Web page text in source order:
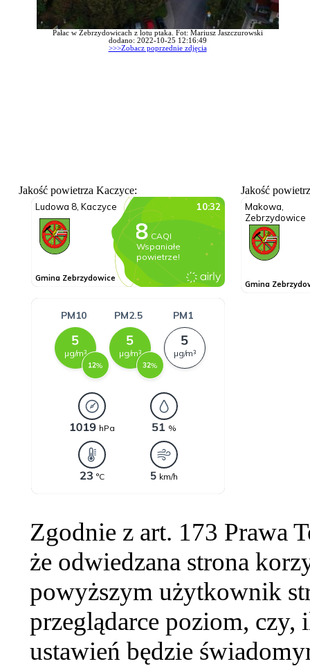
Pałac w Zebrzydowicach z lotu ptaka. Fot: Mariusz Jaszczurowski
dodano: 2022-10-25 12:16:49
>>>Zobacz poprzednie zdjęcia
Jakość powietrza Kaczyce: Jakość
Zgodnie z art. 173 Prawa
że odwiedzana strona
powyższym użytkownik
przeglądarce poziom,
ustawień będzie